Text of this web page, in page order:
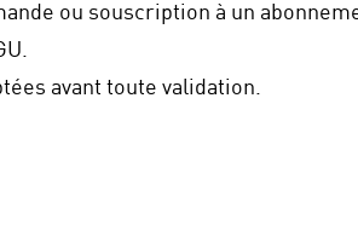
ou souscription à un
avant toute validation.